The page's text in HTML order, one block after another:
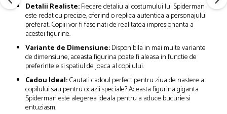
Detalii Realiste:Fiecare detaliu al costumului lui Spiderman
este redat cu precizie, oferind o replica autentica a personajului
preferat. Copiii vor fi fascinati de realitatea impresionanta a
acestei figurine.
Variante de Dimensiune:Disponibila in mai multe variante
de dimensiune, aceasta figurina poate fi aleasa in functie de
preferintele si spatiul de joaca al copilului.
Cadou Ideal:Cautati cadoul perfect pentru ziua de nastere a
copilului sau pentru ocazii speciale? Aceasta figurina giganta
Spiderman este alegerea ideala pentru a aduce bucurie si
entuziasm.